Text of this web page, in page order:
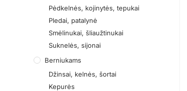
Pėdkelnės, kojinytės, tepukai
Pledai, patalynė
Smėlinukai, šliaužtinukai
Suknelės, sijonai
Berniukams
Džinsai, kelnės, šortai
Kepurės